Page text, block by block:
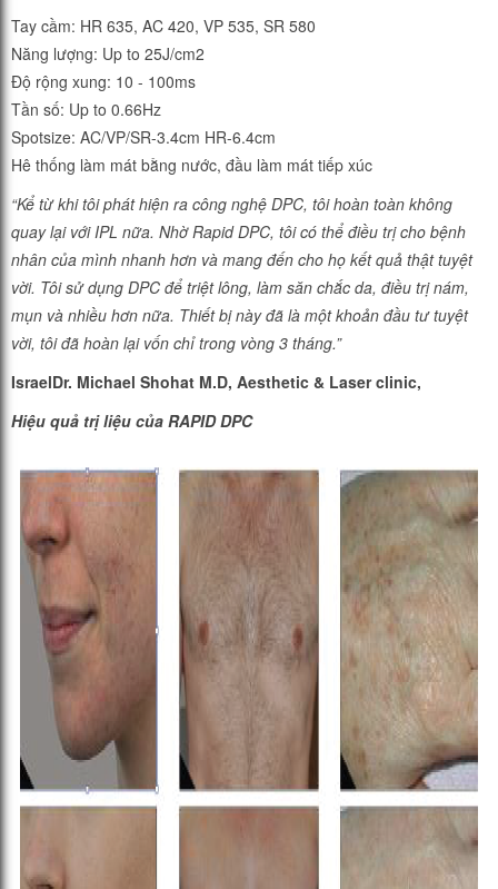
Tay cầm: HR 635, AC 420, VP 535, SR 580
Năng lượng: Up to 25J/cm2
Độ rộng xung: 10 - 100ms
Tần số: Up to 0.66Hz
Spotsize: AC/VP/SR-3.4cm HR-6.4cm
Hê thống làm mát bằng nước, đầu làm mát tiếp xúc
“Kể từ khi tôi phát hiện ra công nghệ DPC, tôi hoàn toàn không
quay lại với IPL nữa. Nhờ Rapid DPC, tôi có thể điều trị cho bệnh
nhân của mình nhanh hơn và mang đến cho họ kết quả thật tuyệt
vời. Tôi sử dụng DPC để triệt lông, làm săn chắc da, điều trị nám,
mụn và nhiều hơn nữa. Thiết bị này đã là một khoản đầu tư tuyệt
vời, tôi đã hoàn lại vốn chỉ trong vòng 3 tháng.”
IsraelDr. Michael Shohat M.D, Aesthetic & Laser clinic,
Hiệu quả trị liệu của RAPID DPC